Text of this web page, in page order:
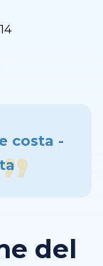
costa -
del